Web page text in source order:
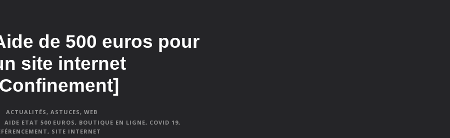
de 500 euros pour
site internet
ACTUALITÉS, ASTUCES, WEB
AIDE ETAT 500 EUROS, BOUTIQUE EN LIGNE, COVID 19,
, SITE INTERNET